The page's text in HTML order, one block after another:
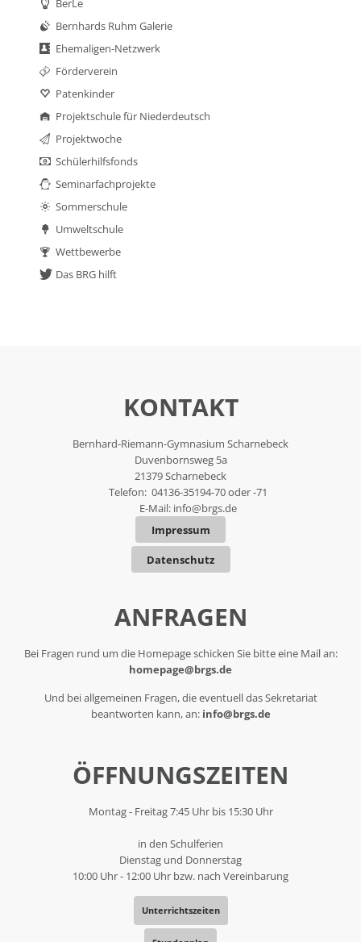
BerLe
Bernhards Ruhm Galerie
Ehemaligen-Netzwerk
Förderverein
Patenkinder
Projektschule für Niederdeutsch
Projektwoche
Schülerhilfsfonds
Seminarfachprojekte
Sommerschule
Umweltschule
Wettbewerbe
Das BRG hilft
KONTAKT
Bernhard-Riemann-Gymnasium Scharnebeck
Duvenbornsweg 5a
21379 Scharnebeck
Telefon: 04136-35194-70 oder -71
E-Mail: info@brgs.de
Impressum
Datenschutz
ANFRAGEN
Bei Fragen rund um die Homepage schicken Sie bitte eine Mail an:
homepage@brgs.de
Und bei allgemeinen Fragen, die eventuell das Sekretariat
beantworten kann, an: info@brgs.de
ÖFFNUNGSZEITEN
Montag - Freitag 7:45 Uhr bis 15:30 Uhr
in den Schulferien
Dienstag und Donnerstag
10:00 Uhr - 12:00 Uhr bzw. nach Vereinbarung
Unterrichtszeiten